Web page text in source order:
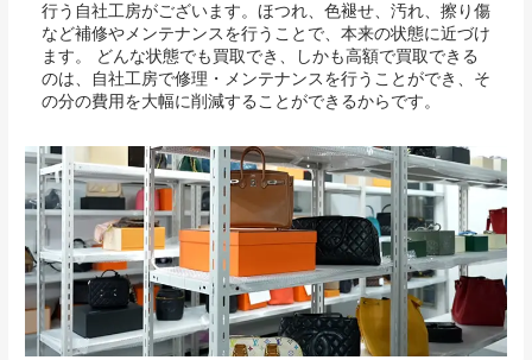
行う自社工房がございます。ほつれ、色褪せ、汚れ、擦り傷
など補修やメンテナンスを行うことで、本来の状態に近づけ
ます。 どんな状態でも買取でき、しかも高額で買取できる
のは、自社工房で修理・メンテナンスを行うことができ、そ
の分の費用を大幅に削減することができるからです。